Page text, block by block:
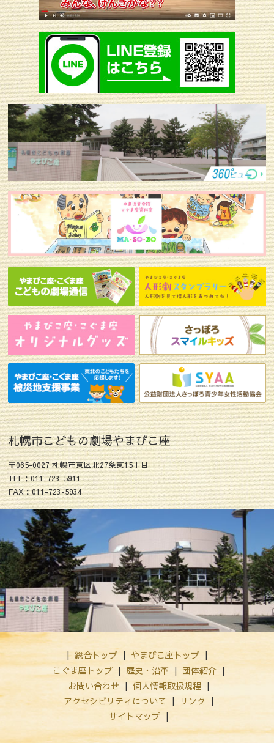
札幌市こどもの劇場やまびこ座
〒065-0027 札幌市東区北27条東15丁目
TEL：011-723-5911
FAX：011-723-5934
総合トップ
やまびこ座トップ
こぐま座トップ
歴史・沿革
団体紹介
お問い合わせ
個人情報取扱規程
アクセシビリティについて
リンク
サイトマップ